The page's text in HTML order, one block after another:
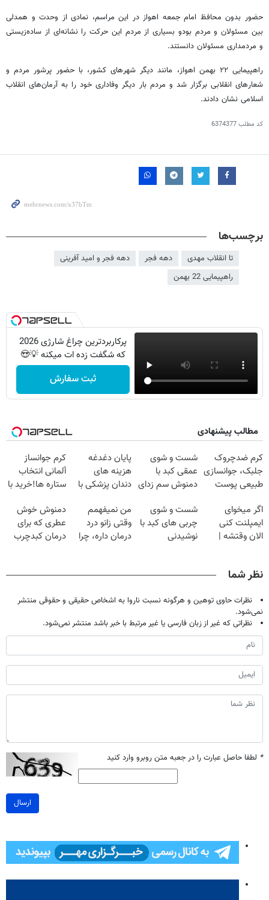
حضور بدون محافظ امام جمعه اهواز در این مراسم، نمادی از وحدت و همدلی
بین مسئولان و مردم بودو بسیاری از مردم این حرکت را نشانه‌ای از ساده‌زیستی
و مردمداری مسئولان دانستند.
راهپیمایی ۲۲ بهمن اهواز، مانند دیگر شهرهای کشور، با حضور پرشور مردم و
شعارهای انقلابی برگزار شد و مردم بار دیگر وفاداری خود را به آرمان‌های انقلاب
اسلامی نشان دادند.
کد مطلب6374377
برچسب‌ها
تا انقلاب مهدی دهه فجر
دهه فجر و امید آفرینی
راهپیمایی 22 بهمن
پرکاربردترین چراغ شارژی 2026
که شگفت زده ات میکنه 💡😍
ثبت سفارش
مطالب پیشنهادی
کرم ضدچروک
جلبک، جوانسازی
طبیعی پوست
شست و شوی
عمقی کبد با
دمنوش سم زدای
پایان دغدغه
هزینه های
دندان پزشکی با
خانگی
کرم جوانساز
آلمانی انتخاب
ستاره ها!خرید با
اگر میخوای
ایمپلنت کنی
الان وقتشه |
شست و شوی
چربی های کبد با
نوشیدنی
من نمیفهمم
وقتی زانو درد
درمان داره، چرا
دمنوش خوش
عطری که برای
درمان کبدچرب
نظر شما
نظرات حاوی توهین و هرگونه نسبت ناروا به اشخاص حقیقی و حقوقی منتشر
نمی‌شود.
نظراتی که غیر از زبان فارسی یا غیر مرتبط با خبر باشد منتشر نمی‌شود.
* لطفا حاصل عبارت را در جعبه متن روبرو وارد کنید
ارسال